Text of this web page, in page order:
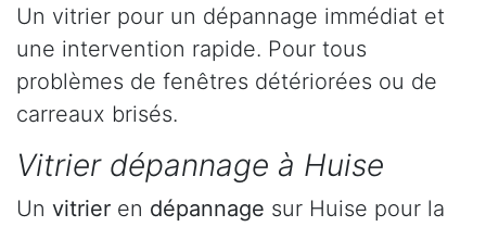
Un vitrier pour un dépannage immédiat et
une intervention rapide. Pour tous
problèmes de fenêtres détériorées ou de
carreaux brisés.
Vitrier dépannage à Huise
Un vitrier en dépannage sur Huise pour la